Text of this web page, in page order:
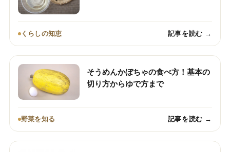
くらしの知恵 記事を読む →
そうめんかぼちゃの食べ方！基本の
切り方からゆで方まで
野菜を知る 記事を読む →